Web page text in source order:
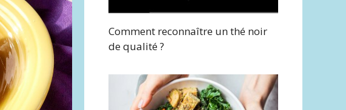
Comment reconnaître un thé noir
de qualité ?